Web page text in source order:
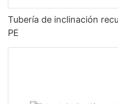
Tubería de inclinación
PE